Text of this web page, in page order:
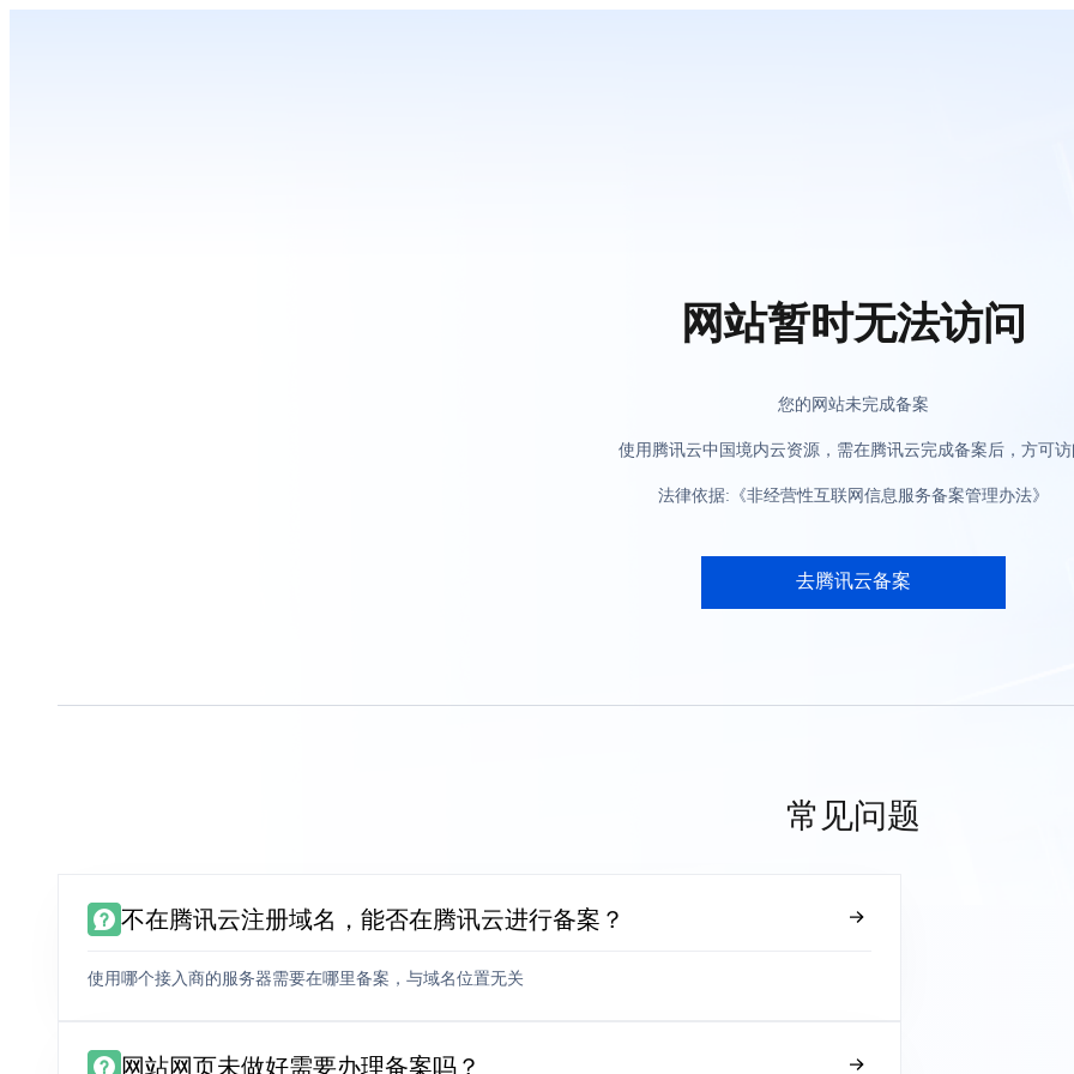
网站暂时无法访问
您的网站未完成备案
使用腾讯云中国境内云资源，需在腾讯云完成备案后，方可
法律依据:《非经营性互联网信息服务备案管理办法》
去腾讯云备案
常见问题
不在腾讯云注册域名，能否在腾讯云进行备案？
使用哪个接入商的服务器需要在哪里备案，与域名位置无关
网站网页未做好需要办理备案吗？